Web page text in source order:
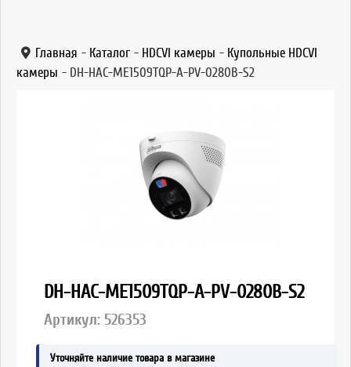
Главная - Каталог - HDCVI камеры - Купольные HDCVI
камеры - DH-HAC-ME1509TQP-A-PV-0280B-S2
DH-HAC-ME1509TQP-A-PV-0280B-S2
Артикул: 526353
Уточняйте наличие товара в магазине